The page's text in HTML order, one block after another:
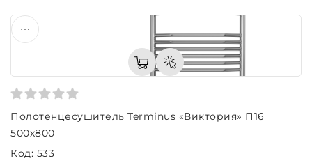
Полотенцесушитель Terminus «Виктория» П16
500х800
Код: 533